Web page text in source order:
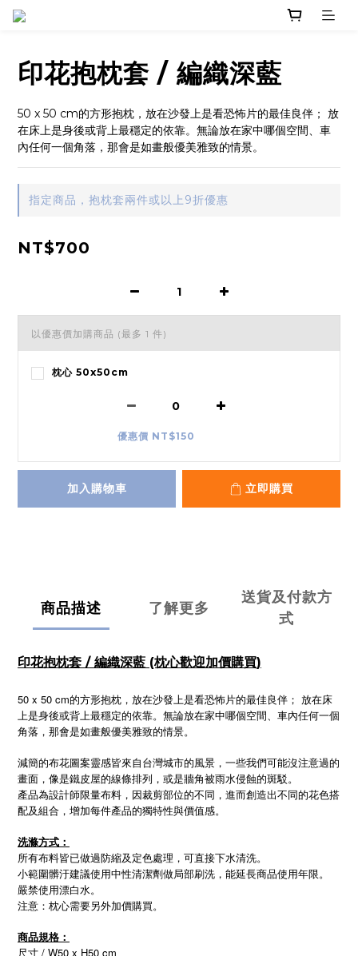
印花抱枕套 / 編織深藍
50 x 50 cm的方形抱枕，放在沙發上是看恐怖片的最佳良伴； 放
在床上是身後或背上最穩定的依靠。無論放在家中哪個空間、車
內任何一個角落，那會是如畫般優美雅致的情景。
指定商品，抱枕套兩件或以上9折優惠
NT$700
以優惠價加購商品 (最多 1 件)
枕心 50x50cm
優惠價 NT$150
加入購物車 立即購買
商品描述 了解更多
送貨及付款方
式
印花抱枕套 / 編織深藍 (枕心歡迎加價購買)
50 x 50 cm的方形抱枕，放在沙發上是看恐怖片的最佳良伴； 放在床
上是身後或背上最穩定的依靠。無論放在家中哪個空間、車內任何一個
角落，那會是如畫般優美雅致的情景。
減簡的布花圖案靈感皆來自台灣城市的風景，一些我們可能沒注意過的
畫面，像是鐵皮屋的線條排列，或是牆角被雨水侵蝕的斑駁。
產品為設計師限量布料，因裁剪部位的不同，進而創造出不同的花色搭
配及組合，增加每件產品的獨特性與價值感。
洗滌方式：
所有布料皆已做過防縮及定色處理，可直接下水清洗。
小範圍髒汙建議使用中性清潔劑做局部刷洗，能延長商品使用年限。
嚴禁使用漂白水。
注意：枕心需要另外加價購買。
商品規格：
尺寸 / W50 x H50 cm